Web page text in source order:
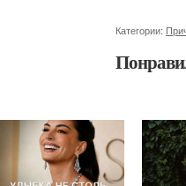
Категории: